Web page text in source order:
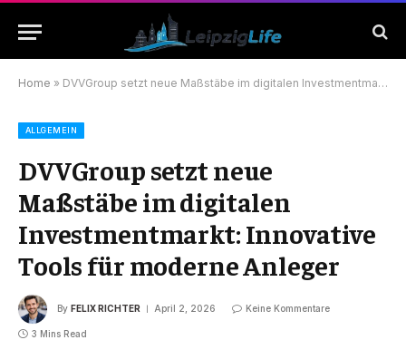
Home » DVVGroup setzt neue Maßstäbe im digitalen Investmentmarkt: Innovative Tools für moderne Anleger
ALLGEMEIN
DVVGroup setzt neue
Maßstäbe im digitalen
Investmentmarkt: Innovative
Tools für moderne Anleger
By FELIX RICHTER April 2, 2026 Keine Kommentare
3 Mins Read